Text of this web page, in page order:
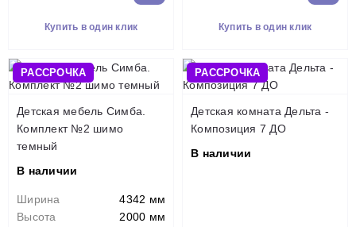
Купить в один клик Купить в один клик
РАССРОЧКА
Детская мебель Симба.
Комплект №2 шимо
темный
В наличии
Ширина
4342 мм
Высота
2000 мм
РАССРОЧКА
Детская комната Дельта -
Композиция 7 ДО
В наличии